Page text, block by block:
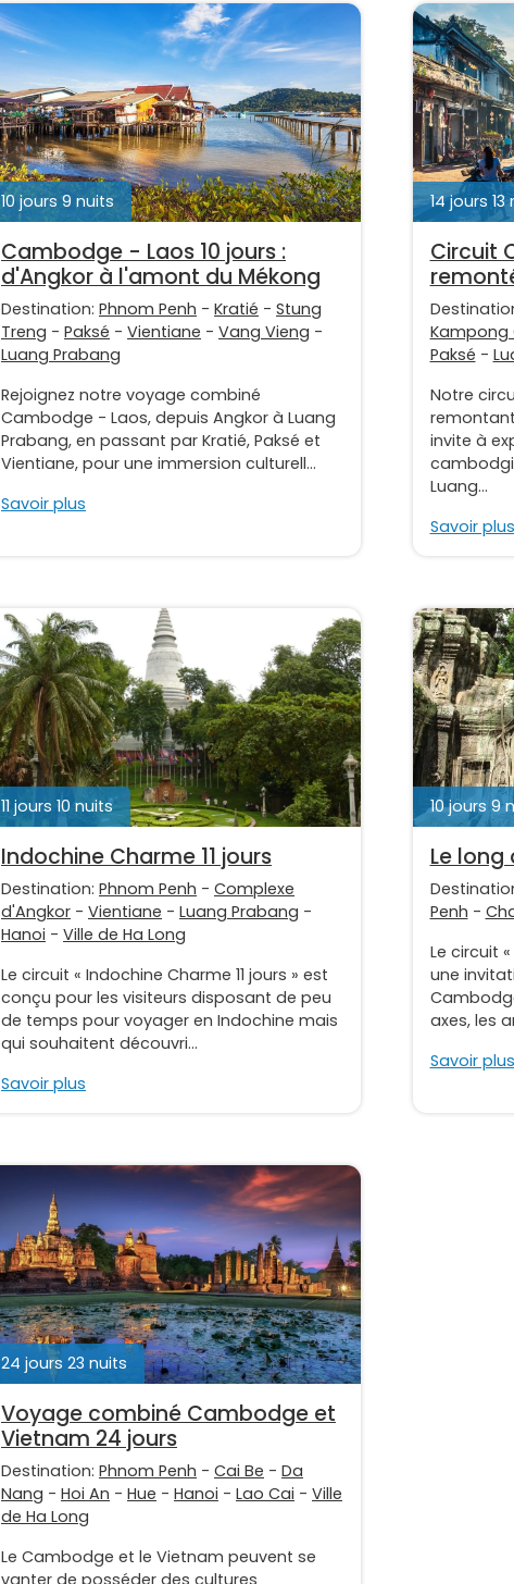
10 jours 9 nuits
Cambodge - Laos 10 jours :
d'Angkor à l'amont du Mékong
Destination: Phnom Penh - Kratié - Stung
Treng - Paksé - Vientiane - Vang Vieng -
Luang Prabang
Rejoignez notre voyage combiné
Cambodge - Laos, depuis Angkor à Luang
Prabang, en passant par Kratié, Paksé et
Vientiane, pour une immersion culturell...
Savoir plus
14 jours 13
Circuit
Kampong
Paksé -
Notre
invite à
Luang...
Savoir plus
11 jours 10 nuits
Indochine Charme 11 jours
Destination: Phnom Penh - Complexe
d'Angkor - Vientiane - Luang Prabang -
Hanoi - Ville de Ha Long
Le circuit « Indochine Charme 11 jours » est
conçu pour les visiteurs disposant de peu
de temps pour voyager en Indochine mais
qui souhaitent découvri...
Savoir plus
10 jours 9
Le long
Penh -
Le circuit
une
axes, les
Savoir plus
24 jours 23 nuits
Voyage combiné Cambodge et
Vietnam 24 jours
Destination: Phnom Penh - Cai Be - Da
Nang - Hoi An - Hue - Hanoi - Lao Cai - Ville
de Ha Long
Le Cambodge et le Vietnam peuvent se
vanter de posséder des cultures